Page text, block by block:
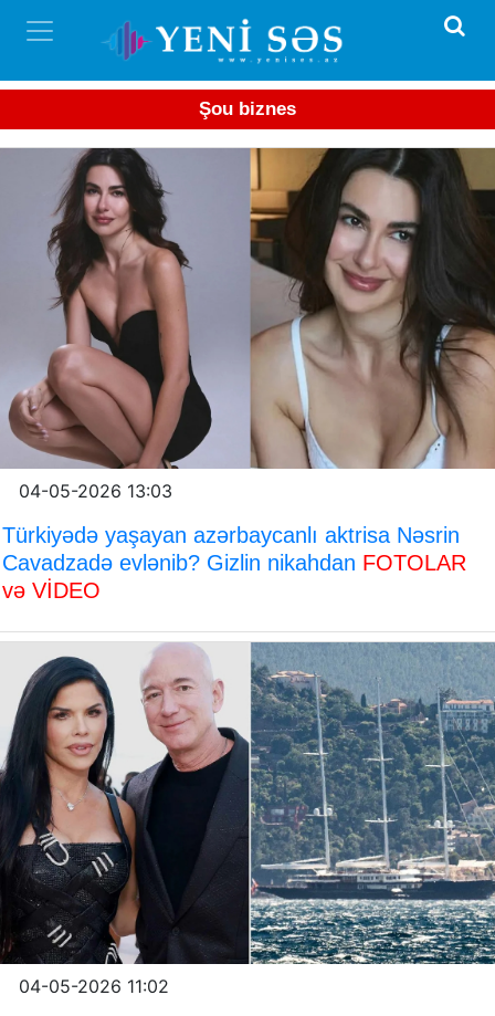
Şou biznes
04-05-2026 13:03
Türkiyədə yaşayan azərbaycanlı aktrisa Nəsrin
Cavadzadə evlənib? Gizlin nikahdan FOTOLAR
və VİDEO
04-05-2026 11:02